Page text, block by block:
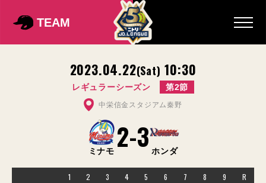
TEAM
2023.04.22(Sat) 10:30
レギュラーシーズン 第2節
中栄信金スタジアム秦野
ミナモ 2-3ホンダ
1 2 3 4 5 6 7 8 9 R